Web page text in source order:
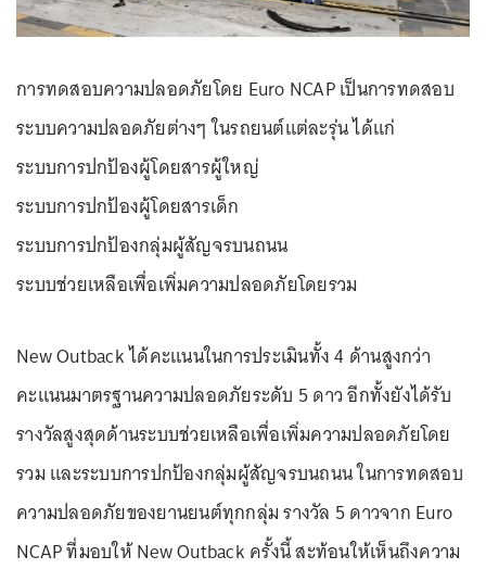
การทดสอบความปลอดภัยโดย Euro NCAP เป็นการทดสอบ
ระบบความปลอดภัยต่างๆ ในรถยนต์แต่ละรุ่น ได้แก่
ระบบการปกป้องผู้โดยสารผู้ใหญ่
ระบบการปกป้องผู้โดยสารเด็ก
ระบบการปกป้องกลุ่มผู้สัญจรบนถนน
ระบบช่วยเหลือเพื่อเพิ่มความปลอดภัยโดยรวม
New Outback ได้คะแนนในการประเมินทั้ง 4 ด้านสูงกว่า
คะแนนมาตรฐานความปลอดภัยระดับ 5 ดาว อีกทั้งยังได้รับ
รางวัลสูงสุดด้านระบบช่วยเหลือเพื่อเพิ่มความปลอดภัยโดย
รวม และระบบการปกป้องกลุ่มผู้สัญจรบนถนน ในการทดสอบ
ความปลอดภัยของยานยนต์ทุกกลุ่ม รางวัล 5 ดาวจาก Euro
NCAP ที่มอบให้ New Outback ครั้งนี้ สะท้อนให้เห็นถึงความ